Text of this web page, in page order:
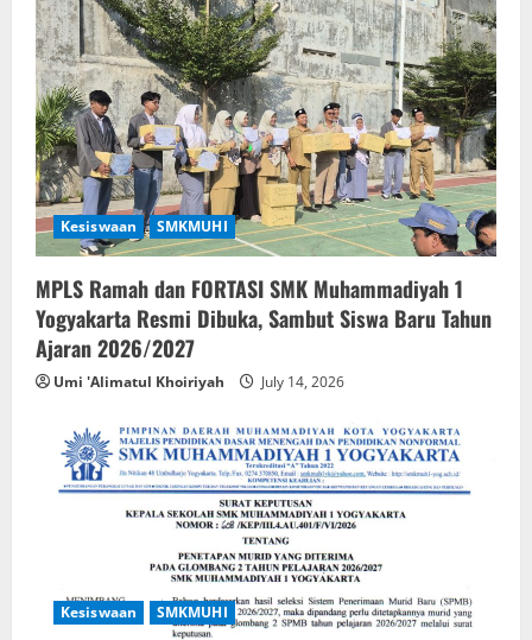
Kesiswaan SMKMUHI
MPLS Ramah dan FORTASI SMK Muhammadiyah 1
Yogyakarta Resmi Dibuka, Sambut Siswa Baru Tahun
Ajaran 2026/2027
Umi 'Alimatul Khoiriyah July 14, 2026
Kesiswaan SMKMUHI